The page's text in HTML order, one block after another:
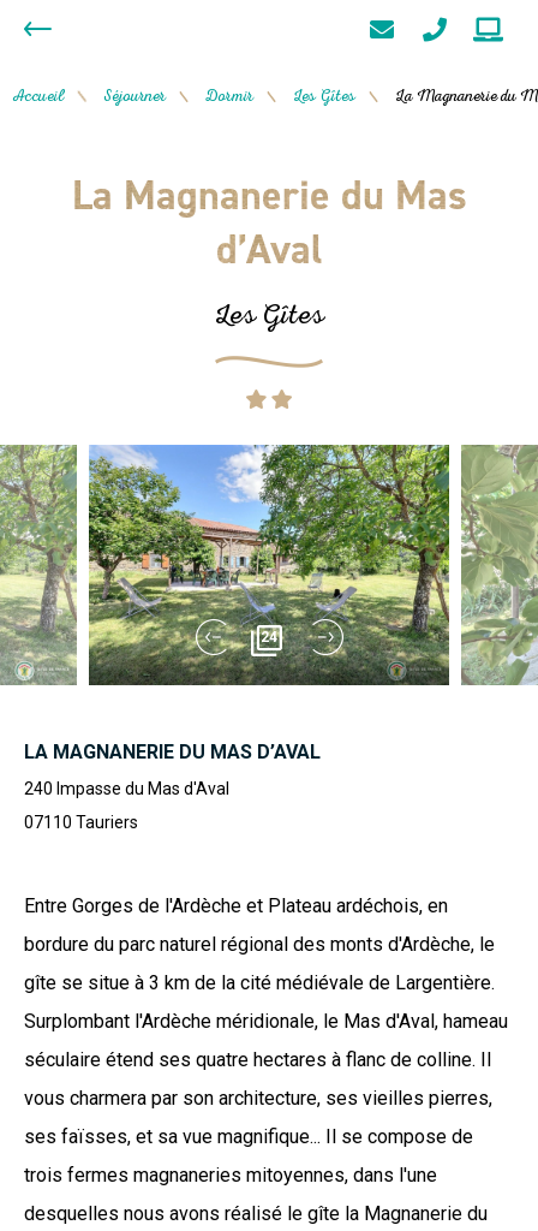
Accueil / Séjourner / Dormir / Les Gîtes / La Magnanerie du
La Magnanerie du Mas
d’Aval
Les Gîtes
24
LA MAGNANERIE DU MAS D’AVAL
240 Impasse du Mas d'Aval
07110 Tauriers
Entre Gorges de l'Ardèche et Plateau ardéchois, en
bordure du parc naturel régional des monts d'Ardèche, le
gîte se situe à 3 km de la cité médiévale de Largentière.
Surplombant l'Ardèche méridionale, le Mas d'Aval, hameau
séculaire étend ses quatre hectares à flanc de colline. Il
vous charmera par son architecture, ses vieilles pierres,
ses faïsses, et sa vue magnifique... Il se compose de
trois fermes magnaneries mitoyennes, dans l'une
desquelles nous avons réalisé le gîte la Magnanerie du